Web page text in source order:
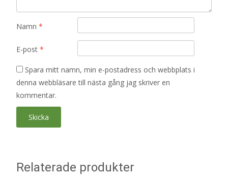
Namn *
E-post *
Spara mitt namn, min e-postadress och webbplats i
denna webbläsare till nästa gång jag skriver en
kommentar.
Relaterade produkter